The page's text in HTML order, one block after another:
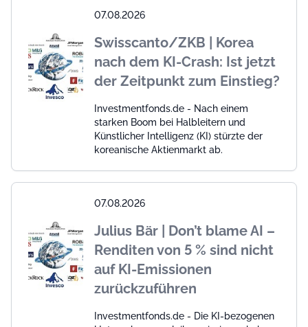
07.08.2026
Swisscanto/ZKB | Korea
nach dem KI-Crash: Ist jetzt
der Zeitpunkt zum Einstieg?
Investmentfonds.de - Nach einem
starken Boom bei Halbleitern und
Künstlicher Intelligenz (KI) stürzte der
koreanische Aktienmarkt ab.
07.08.2026
Julius Bär | Don’t blame AI –
Renditen von 5 % sind nicht
auf KI-Emissionen
zurückzuführen
Investmentfonds.de - Die KI-bezogenen